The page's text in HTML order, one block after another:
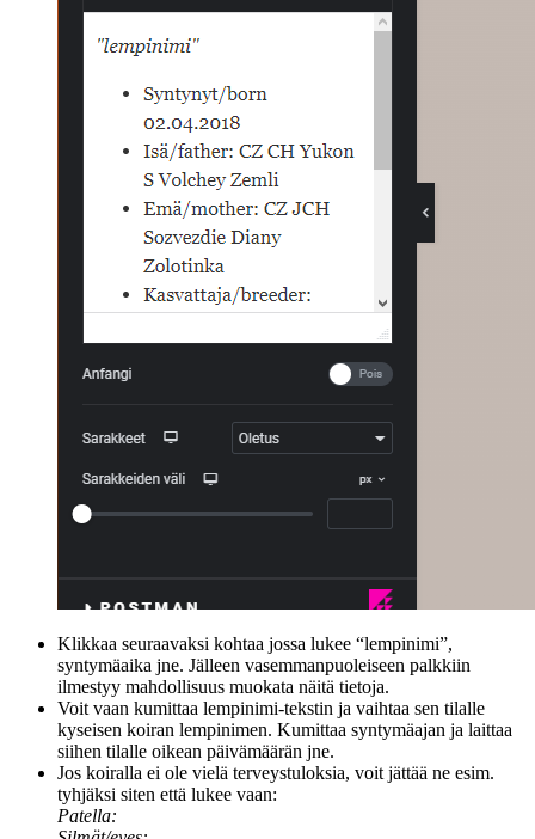
Klikkaa seuraavaksi kohtaa jossa lukee “lempinimi”,
syntymäaika jne. Jälleen vasemmanpuoleiseen palkkiin
ilmestyy mahdollisuus muokata näitä tietoja.
Voit vaan kumittaa lempinimi-tekstin ja vaihtaa sen tilalle
kyseisen koiran lempinimen. Kumittaa syntymäajan ja laittaa
siihen tilalle oikean päivämäärän jne.
Jos koiralla ei ole vielä terveystuloksia, voit jättää ne esim.
tyhjäksi siten että lukee vaan:
Patella: